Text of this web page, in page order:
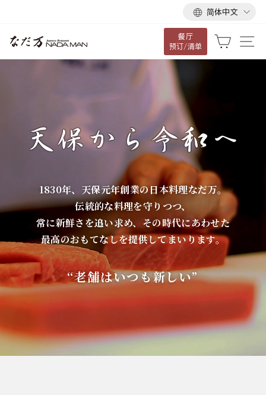
语
言
简体中文
な
餐厅
预订/清单
大车
1830年、天保元年創業の日本料理なだ万。
伝統的な料理を守りつつ、
常に新鮮さを追い求め、その時代にあわせた
最高のおもてなしを提供してまいります。
“老舗はいつも新しい”